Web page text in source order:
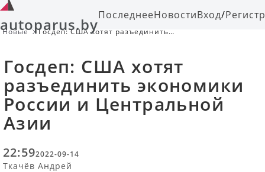
autoparus.byПоследнееНовостиВход/
Новые
Госдеп: США хотят разъединить
Госдеп: США хотят
разъединить экономики
России и Центральной
Азии
22:592022-09-14
Ткачёв Андрей